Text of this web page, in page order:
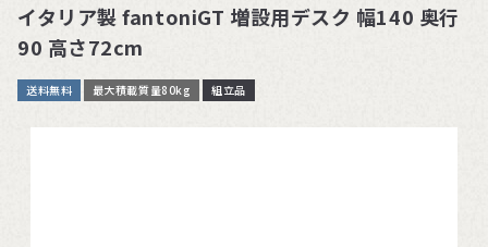
イタリア製 fantoniGT 増設用デスク 幅140 奥行
90 高さ72cm
送料無料 最大積載質量80kg 組立品